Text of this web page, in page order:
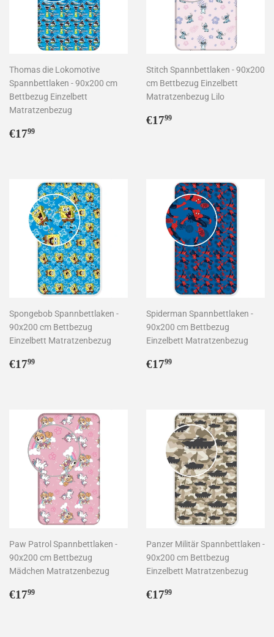
Thomas die Lokomotive
Spannbettlaken - 90x200 cm
Bettbezug Einzelbett
Matratzenbezug
Normaler
€1799
Stitch Spannbettlaken - 90x200
cm Bettbezug Einzelbett
Matratzenbezug Lilo
Normaler
€1799
Spongebob Spannbettlaken -
90x200 cm Bettbezug
Einzelbett Matratzenbezug
Normaler
€1799
Spiderman Spannbettlaken -
90x200 cm Bettbezug
Einzelbett Matratzenbezug
Normaler
€1799
Paw Patrol Spannbettlaken -
90x200 cm Bettbezug
Mädchen Matratzenbezug
Normaler
€1799
Panzer Militär Spannbettlaken -
90x200 cm Bettbezug
Einzelbett Matratzenbezug
Normaler
€1799